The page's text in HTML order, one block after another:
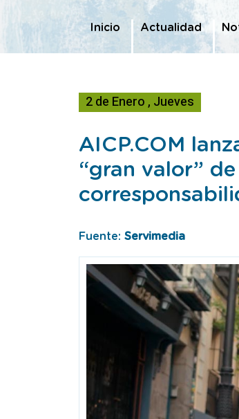
Te encuentras en
Inicio Actualidad
2de Enero, Jueves
AICP.COM
“gran valor”
Fuente: Servimedia